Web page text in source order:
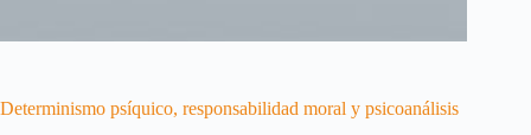
Determinismo psíquico, responsabilidad moral y psicoanálisis